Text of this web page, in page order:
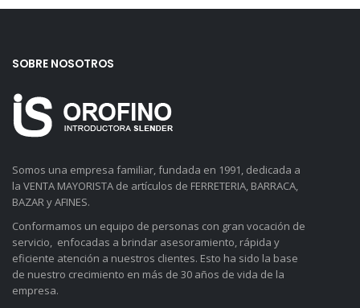
SOBRE NOSOTROS
Somos una empresa familiar, fundada en 1991, dedicada a
la VENTA MAYORISTA de artículos de FERRETERIA, BARRACA,
BAZAR y AFINES.
Conformamos un equipo de personas con gran vocación de
servicio, enfocadas a brindar asesoramiento, rápida y
eficiente atención a nuestros clientes. Esto ha sido la base
de nuestro crecimiento en más de 30 años de vida de la
empresa.